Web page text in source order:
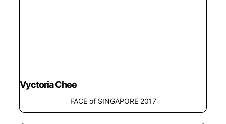
Vyctoria Chee
FACE of SINGAPORE 2017